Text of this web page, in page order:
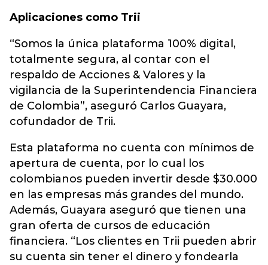
Aplicaciones como Trii
“Somos la única plataforma 100% digital,
totalmente segura, al contar con el
respaldo de Acciones & Valores y la
vigilancia de la Superintendencia Financiera
de Colombia”, aseguró Carlos Guayara,
cofundador de Trii.
Esta plataforma no cuenta con mínimos de
apertura de cuenta, por lo cual los
colombianos pueden invertir desde $30.000
en las empresas más grandes del mundo.
Además, Guayara aseguró que tienen una
gran oferta de cursos de educación
financiera. “Los clientes en Trii pueden abrir
su cuenta sin tener el dinero y fondearla